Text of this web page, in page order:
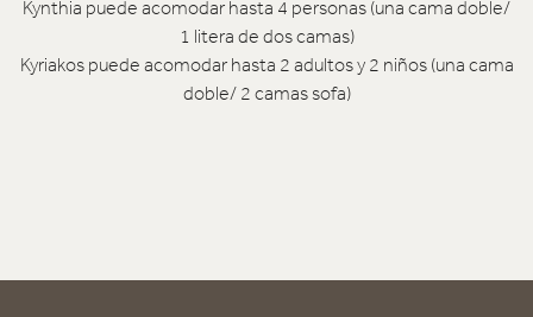
Kynthia puede acomodar hasta 4 personas (una cama doble/
1 litera de dos camas)
Kyriakos puede acomodar hasta 2 adultos y 2 niños (una cama
doble/ 2 camas sofa)